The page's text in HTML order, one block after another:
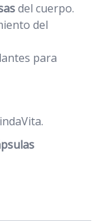
del cuerpo.
del
para